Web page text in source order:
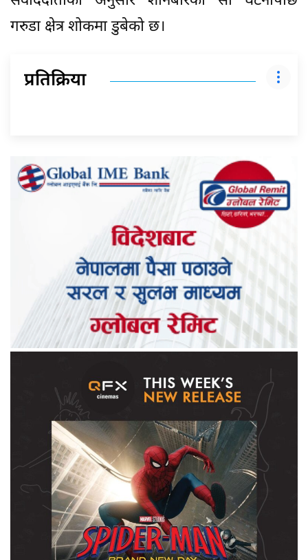
गरुडा क्षेत्र शोकमा डुबेको छ।
प्रतिक्रिया